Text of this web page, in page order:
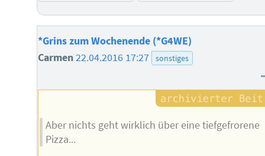
*Grins zum Wochenende (*G4WE)
Carmen22.04.2016 17:27 sonstiges
Aber nichts geht wirklich über eine tiefgefrorene
Pizza...